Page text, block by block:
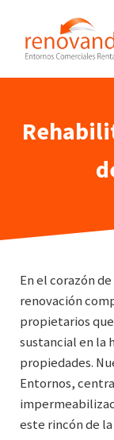
En el corazón
renovación
propietarios
sustancial en la
propiedades.
Entornos,
este rincón de la